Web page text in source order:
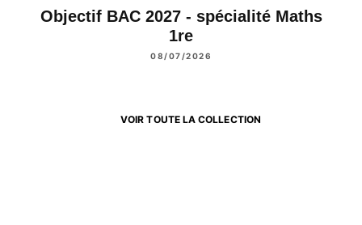
Objectif BAC 2027 - spécialité Maths
1re
08/07/2026
VOIR TOUTE LA COLLECTION